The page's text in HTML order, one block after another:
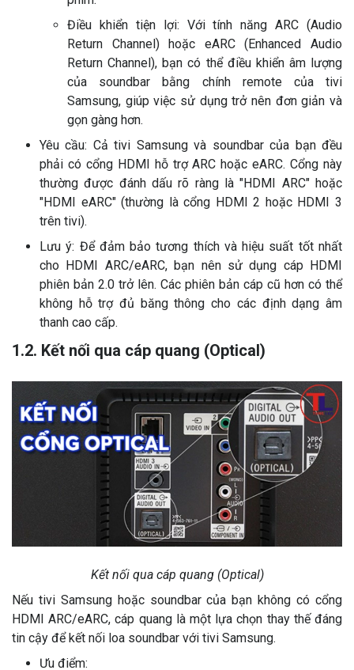
Điều khiển tiện lợi: Với tính năng ARC (Audio
Return Channel) hoặc eARC (Enhanced Audio
Return Channel), bạn có thể điều khiển âm lượng
của soundbar bằng chính remote của tivi
Samsung, giúp việc sử dụng trở nên đơn giản và
gọn gàng hơn.
Yêu cầu: Cả tivi Samsung và soundbar của bạn đều
phải có cổng HDMI hỗ trợ ARC hoặc eARC. Cổng này
thường được đánh dấu rõ ràng là "HDMI ARC" hoặc
"HDMI eARC" (thường là cổng HDMI 2 hoặc HDMI 3
trên tivi).
Lưu ý: Để đảm bảo tương thích và hiệu suất tốt nhất
cho HDMI ARC/eARC, bạn nên sử dụng cáp HDMI
phiên bản 2.0 trở lên. Các phiên bản cáp cũ hơn có thể
không hỗ trợ đủ băng thông cho các định dạng âm
thanh cao cấp.
1.2. Kết nối qua cáp quang (Optical)
Kết nối qua cáp quang (Optical)
Nếu tivi Samsung hoặc soundbar của bạn không có cổng
HDMI ARC/eARC, cáp quang là một lựa chọn thay thế đáng
tin cậy để kết nối loa soundbar với tivi Samsung.
Ưu điểm: